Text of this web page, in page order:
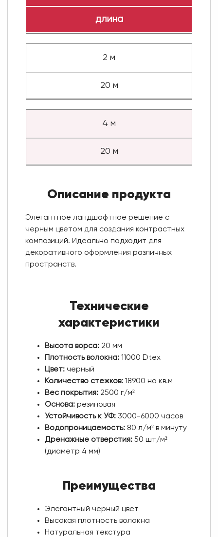
длина
2 м
20 м
4 м
20 м
Описание продукта
Элегантное ландшафтное решение с
черным цветом для создания контрастных
композиций. Идеально подходит для
декоративного оформления различных
пространств.
Технические
характеристики
Высота ворса:20 мм
Плотность волокна:11000 Dtex
Цвет:черный
Количество стежков:18900 на кв.м
Вес покрытия:2500 г/м²
Основа:резиновая
Устойчивость к УФ:3000-6000 часов
Водопроницаемость:80 л/м² в минуту
Дренажные отверстия:50 шт/м²
(диаметр 4 мм)
Преимущества
Элегантный черный цвет
Высокая плотность волокна
Натуральная текстура